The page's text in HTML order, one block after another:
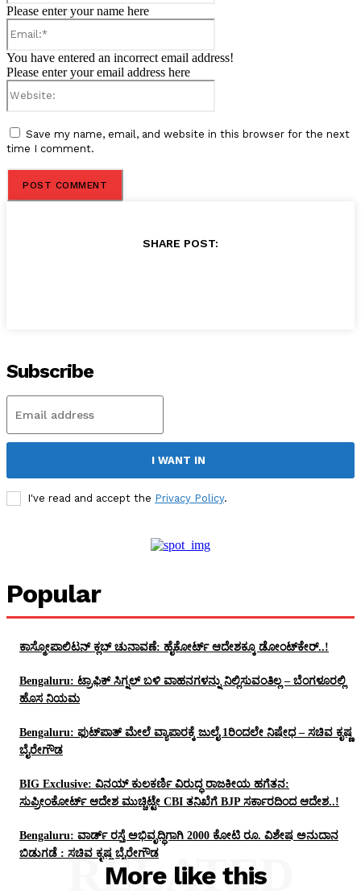
Please enter your name here
You have entered an incorrect email address!
Please enter your email address here
Save my name, email, and website in this browser for the next
time I comment.
SHARE POST:
Subscribe
I WANT IN
I've read and accept the Privacy Policy.
Popular
ಕಾಸ್ಮೋಪಾಲಿಟನ್‌ ಕ್ಲಬ್‌ ಚುನಾವಣೆ: ಹೈಕೋರ್ಟ್‌ ಆದೇಶಕ್ಕೂ ಡೋಂಟ್‌ಕೇರ್‌..!
Bengaluru: ಟ್ರಾಫಿಕ್‌ ಸಿಗ್ನಲ್‌ ಬಳಿ ವಾಹನಗಳನ್ನು ನಿಲ್ಲಿಸುವಂತಿಲ್ಲ – ಬೆಂಗಳೂರಲ್ಲಿ
ಹೊಸ ನಿಯಮ
Bengaluru: ಫುಟ್‌ಪಾತ್‌ ಮೇಲೆ ವ್ಯಾಪಾರಕ್ಕೆ ಜುಲೈ 1ರಿಂದಲೇ ನಿಷೇಧ – ಸಚಿವ ಕೃಷ್ಣ
ಬೈರೇಗೌಡ
BIG Exclusive: ವಿನಯ್‌ ಕುಲಕರ್ಣಿ ವಿರುದ್ಧ ರಾಜಕೀಯ ಹಗೆತನ:
ಸುಪ್ರೀಂಕೋರ್ಟ್‌ ಆದೇಶ ಮುಚ್ಚಿಟ್ಟೇ CBI ತನಿಖೆಗೆ BJP ಸರ್ಕಾರದಿಂದ ಆದೇಶ..!
Bengaluru: ವಾರ್ಡ್ ರಸ್ತೆ ಅಭಿವೃದ್ಧಿಗಾಗಿ 2000 ಕೋಟಿ ರೂ. ವಿಶೇಷ ಅನುದಾನ
ಬಿಡುಗಡೆ : ಸಚಿವ ಕೃಷ್ಣ ಬೈರೇಗೌಡ
More like this
RELATED